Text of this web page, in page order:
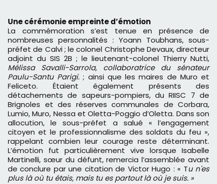
Une cérémonie empreinte d’émotion
La commémoration s’est tenue en présence de
nombreuses personnalités : Yoann Toubhans, sous-
préfet de Calvi ; le colonel Christophe Devaux, directeur
adjoint du SIS 2B ; le lieutenant-colonel Thierry Nutti,
Mélissa Savalli-Sarrola, collaboratrice du sénateur
Paulu-Santu Parigi. ; ainsi que les maires de Muro et
Feliceto. Étaient également présents des
détachements de sapeurs-pompiers, du RIISC 7 de
Brignoles et des réserves communales de Corbara,
Lumio, Muro, Nessa et Oletta-Poggio d’Oletta. Dans son
allocution, le sous-préfet a salué « l’engagement
citoyen et le professionnalisme des soldats du feu »,
rappelant combien leur courage reste déterminant.
L’émotion fut particulièrement vive lorsque Isabelle
Martinelli, sœur du défunt, remercia l’assemblée avant
de conclure par une citation de Victor Hugo : « Tu n'es
plus là où tu étais, mais tu es partout là où je suis. »